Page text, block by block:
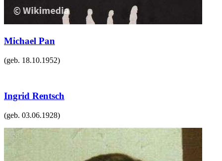
Michael Pan
(geb. 18.10.1952)
Ingrid Rentsch
(geb. 03.06.1928)